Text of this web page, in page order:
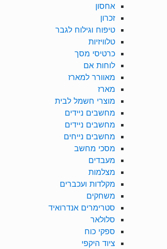
אחסון
זכרון
טיפוח וגילוח לגבר
טלוויזיות
כרטיסי מסך
לוחות אם
מאוורר למארז
מארז
מוצרי חשמל לבית
מחשבים ניידים
מחשבים ניידים
מחשבים נייחים
מסכי מחשב
מעבדים
מצלמות
מקלדות ועכברים
משחקים
סטרימרים אנדרואיד
סלולאר
ספקי כוח
ציוד היקפי